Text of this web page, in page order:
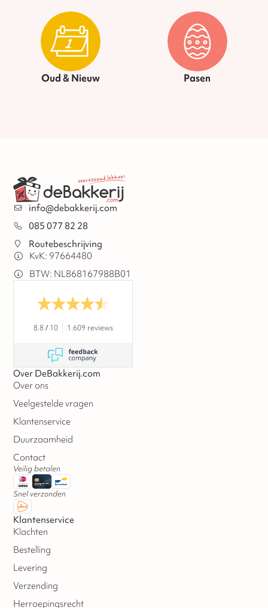
Oud & Nieuw Pasen
info@debakkerij.com
085 077 82 28
Routebeschrijving
KvK: 97664480
BTW: NL868167988B01
8.8/ 10 1.609 reviews
Over DeBakkerij.com
Over ons
Veelgestelde vragen
Klantenservice
Duurzaamheid
Contact
Veilig betalen
Snel verzonden
Klantenservice
Klachten
Bestelling
Levering
Verzending
Herroepingsrecht